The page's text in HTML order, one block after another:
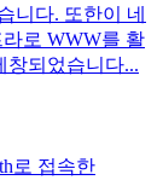
니다. 또한이 네
로 WWW를 활
창되었습니다...
로 접속한